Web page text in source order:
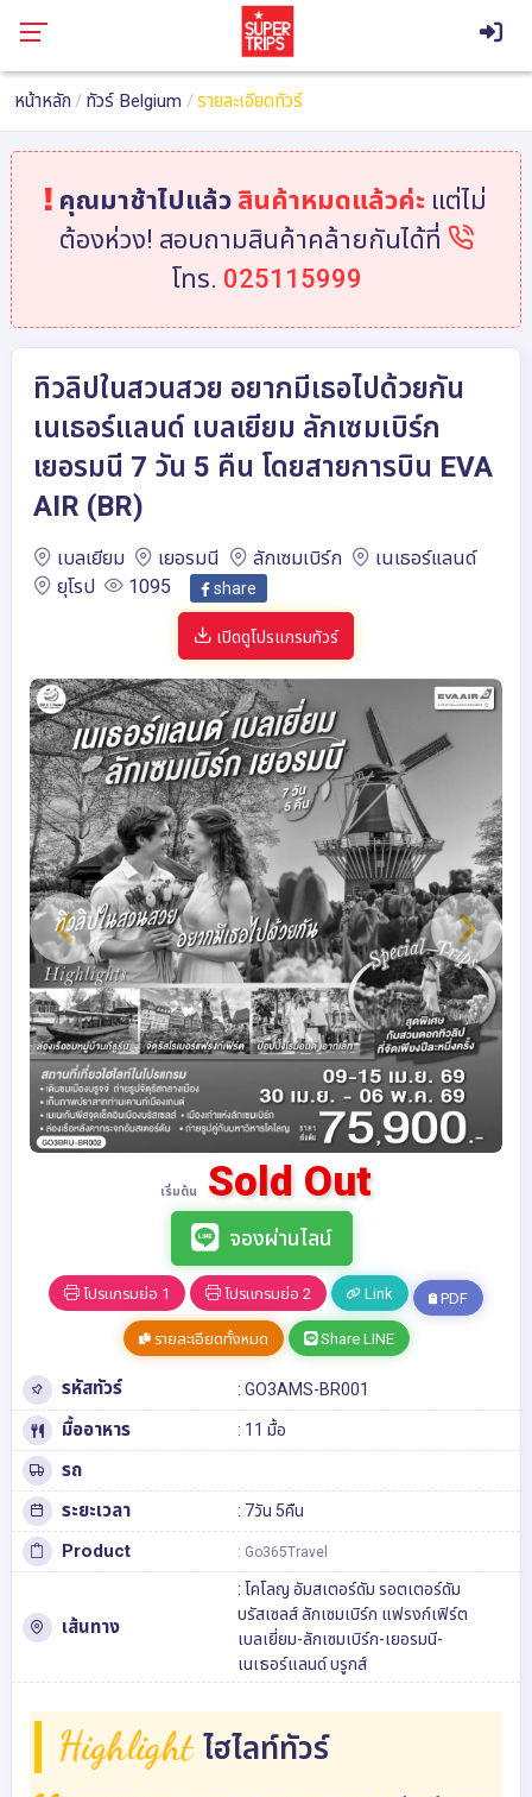
หน้าหลัก ทัวร์ Belgium รายละเอียดทัวร์
คุณมาช้าไปแล้ว สินค้าหมดแล้วค่ะ แต่ไม่
ต้องห่วง! สอบถามสินค้าคล้ายกันได้ที่
โทร. 025115999
ทิวลิปในสวนสวย อยากมีเธอไปด้วยกัน
เนเธอร์แลนด์ เบลเยียม ลักเซมเบิร์ก
เยอรมนี 7 วัน 5 คืน โดยสายการบิน EVA
AIR (BR)
เบลเยียม เยอรมนี ลักเซมเบิร์ก
เนเธอร์แลนด์
ยุโรป
1095 share
เปิดดูโปรแกรมทัวร์
เริ่มต้น Sold Out
จองผ่านไลน์
โปรแกรมย่อ 1 โปรแกรมย่อ 2 Link PDF
รายละเอียดทั้งหมด Share LINE
รหัสทัวร์ : GO3AMS-BR001
มื้ออาหาร : 11 มื้อ
รถ
ระยะเวลา
: 7วัน 5คืน
Product : Go365Travel
เส้นทาง
: โคโลญ อัมสเตอร์ดัม รอตเตอร์ดัม
บรัสเซลส์ ลักเซมเบิร์ก แฟรงก์เฟิร์ต
เบลเยี่ยม-ลักเซมเบิร์ก-เยอรมนี-
เนเธอร์แลนด์ บรูกส์
Highlight ไฮไลท์ทัวร์